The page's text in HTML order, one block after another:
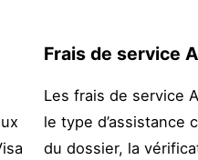
Frais de service
Les frais de service
le type d’assistance
du dossier, la